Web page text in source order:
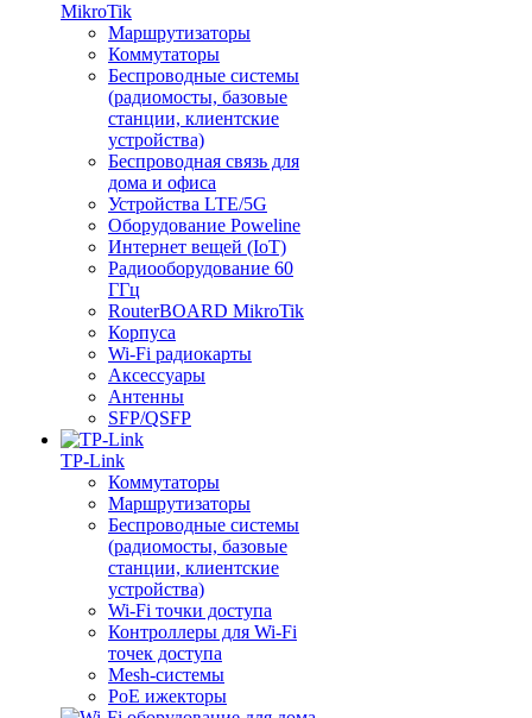
MikroTik
Маршрутизаторы
Коммутаторы
Беспроводные системы
(радиомосты, базовые
станции, клиентские
устройства)
Беспроводная связь для
дома и офиса
Устройства LTE/5G
Оборудование Poweline
Интернет вещей (IoT)
Радиооборудование 60
ГГц
RouterBOARD MikroTik
Корпуса
Wi-Fi радиокарты
Аксессуары
Антенны
SFP/QSFP
TP-Link
Коммутаторы
Маршрутизаторы
Беспроводные системы
(радиомосты, базовые
станции, клиентские
устройства)
Wi-Fi точки доступа
Контроллеры для Wi-Fi
точек доступа
Mesh-системы
PoE ижекторы